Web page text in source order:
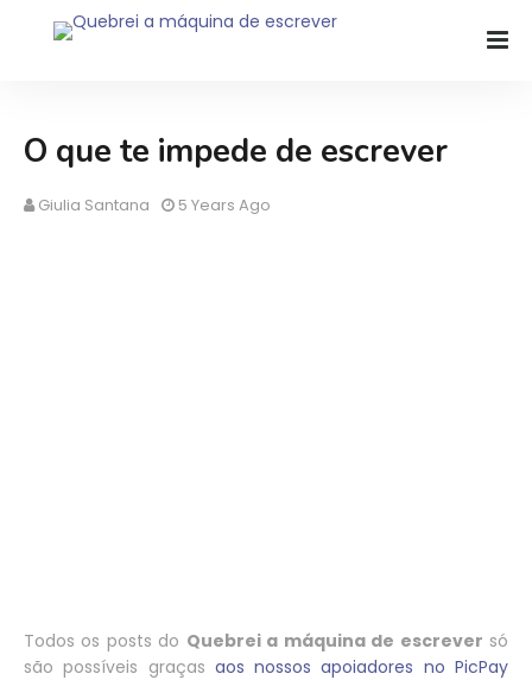
O que te impede de escrever
Giulia Santana 5 Years Ago
Todos os posts do Quebrei a máquina de escrever só
são possíveis graças aos nossos apoiadores no PicPay